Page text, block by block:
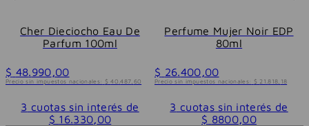
Cher Dieciocho Eau De
Parfum 100ml
$ 48.990,00
Precio sin impuestos nacionales: $ 40 .487 60
3 cuotas sin interés de
$ 16.330,00
Perfume Mujer Noir EDP
80ml
$ 26.400,00
Precio sin impuestos nacionales: $ 21 .818 18
3 cuotas sin interés de
$ 8800,00